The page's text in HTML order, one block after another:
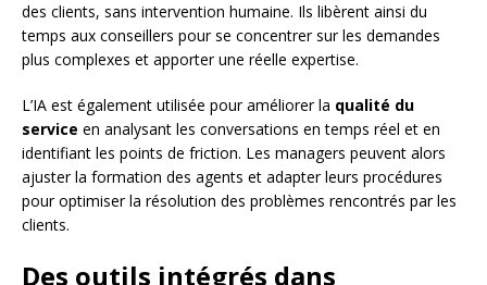
des clients, sans intervention humaine. Ils libèrent ainsi du
temps aux conseillers pour se concentrer sur les demandes
plus complexes et apporter une réelle expertise.
L’IA est également utilisée pour améliorer la qualité du
service en analysant les conversations en temps réel et en
identifiant les points de friction. Les managers peuvent alors
ajuster la formation des agents et adapter leurs procédures
pour optimiser la résolution des problèmes rencontrés par les
clients.
Des outils intégrés dans